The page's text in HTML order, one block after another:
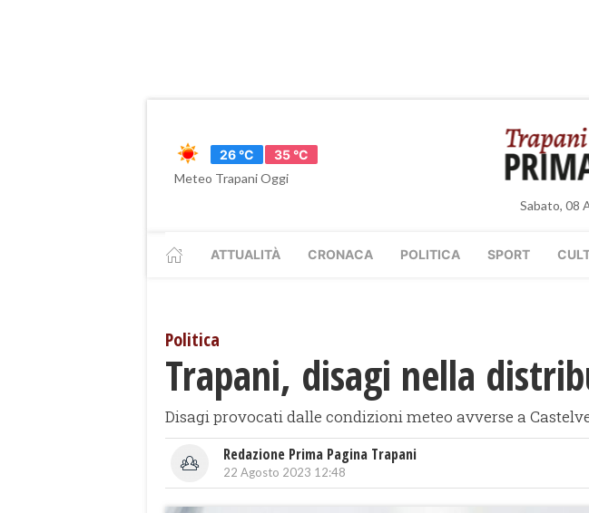
26 °C
35 °C
Meteo Trapani Oggi
Sabato, 08
ATTUALITÀ CRONACA POLITICA SPORT
Politica
Trapani, disagi nella
Disagi provocati dalle condizioni meteo avverse a
Redazione Prima Pagina Trapani
22 Agosto 2023 12:48